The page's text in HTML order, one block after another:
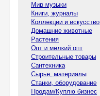
Мир музыки
Книги, журналы
Коллекции и искусство
Домашние животные
Растения
Опт и мелкий опт
Строительные товары
Сантехника
Сырье, материалы
Станки, оборудование
Продам/Куплю бизнес